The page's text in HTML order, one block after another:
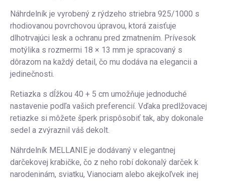
Náhrdelník je vyrobený z rýdzeho striebra 925/1000 s
rhodiovanou povrchovou úpravou, ktorá zaisťuje
dlhotrvajúci lesk a ochranu pred zmatnením. Prívesok
motýlika s rozmermi 18 × 13 mm je spracovaný s
dôrazom na každý detail, čo mu dodáva na elegancii a
jedinečnosti.
Retiazka s dĺžkou 40 + 5 cm umožňuje jednoduché
nastavenie podľa vašich preferencií. Vďaka predlžovacej
retiazke si môžete šperk prispôsobiť tak, aby dokonale
sedel a zvýraznil váš dekolt.
Náhrdelník MELLANIE je dodávaný v elegantnej
darčekovej krabičke, čo z neho robí dokonalý darček k
narodeninám, sviatku, Vianociam alebo akejkoľvek inej